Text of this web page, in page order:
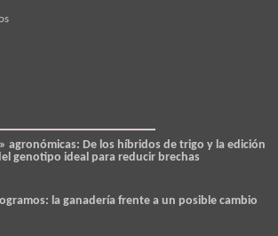
agronómicas: De los híbridos de trigo y la edición
genotipo ideal para reducir brechas
la ganadería frente a un posible cambio